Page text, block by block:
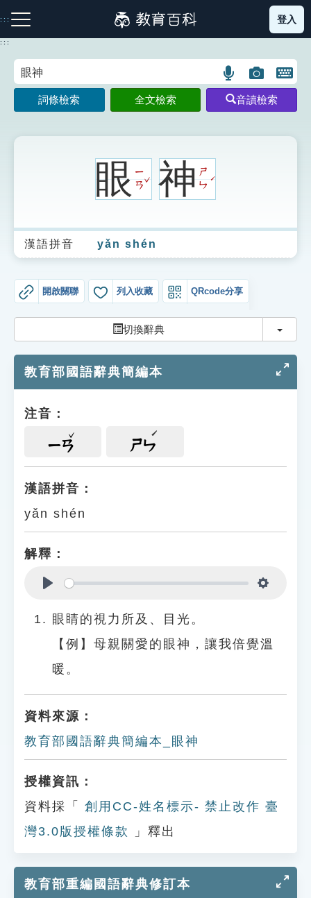
到
主
:::
注音索引圖示 筆畫索引圖示 部首索引表圖示
生字詞彙表
成語故事
索引選單
單字索引
遊戲專區
貓頭鷹博士
登入
:::
語
言
搜
圖
片
搜
開
鍵
圖
詞條檢索 全文檢索 音讀檢索
眼ㄧ
ㄢ
ˇ神ㄕ
ㄣ
ˊ
漢語拼音 yǎn shén
開啟關聯 列入收藏 QRcode分享
切換辭典 切換
教育部國語辭典簡編本
注音：
ㄧㄢ ㄕㄣ
漢語拼音：
yǎn shén
解釋：
眼睛的視力所及、目光。
【例】母親關愛的眼神，讓我倍覺溫
暖。
資料來源：
教育部國語辭典簡編本_眼神
授權資訊：
資料採「
創用CC-姓名標示- 禁止改作 臺
灣3.0版授權條款
」釋出
教育部重編國語辭典修訂本